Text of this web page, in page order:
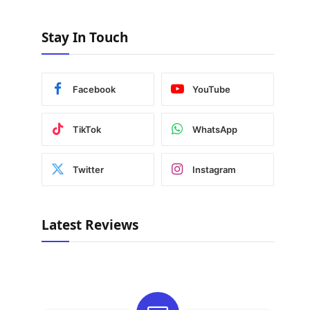
Stay In Touch
Facebook YouTube
TikTok WhatsApp
Twitter Instagram
Latest Reviews